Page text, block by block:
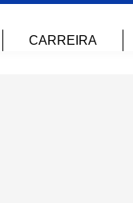
CARREIRA